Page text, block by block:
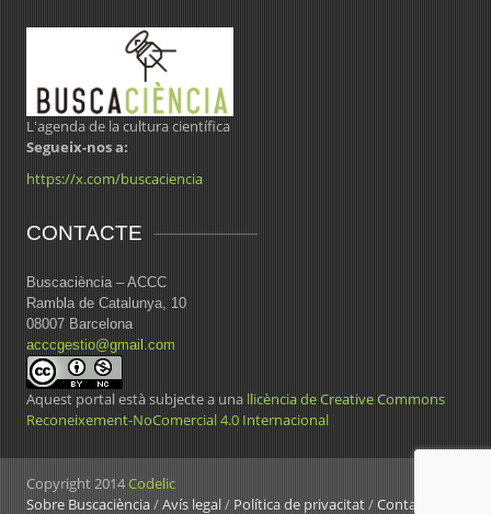
L'agenda de la cultura científica
Segueix-nos a:
https://x.com/buscaciencia
CONTACTE
Buscaciència – ACCC
Rambla de Catalunya, 10
08007 Barcelona
acccgestio@gmail.com
Aquest portal està subjecte a una llicència de Creative Commons
Reconeixement-NoComercial 4.0 Internacional
Copyright 2014Codelic
Sobre Buscaciència/Avís legal/ Política de privacitat/Contacte